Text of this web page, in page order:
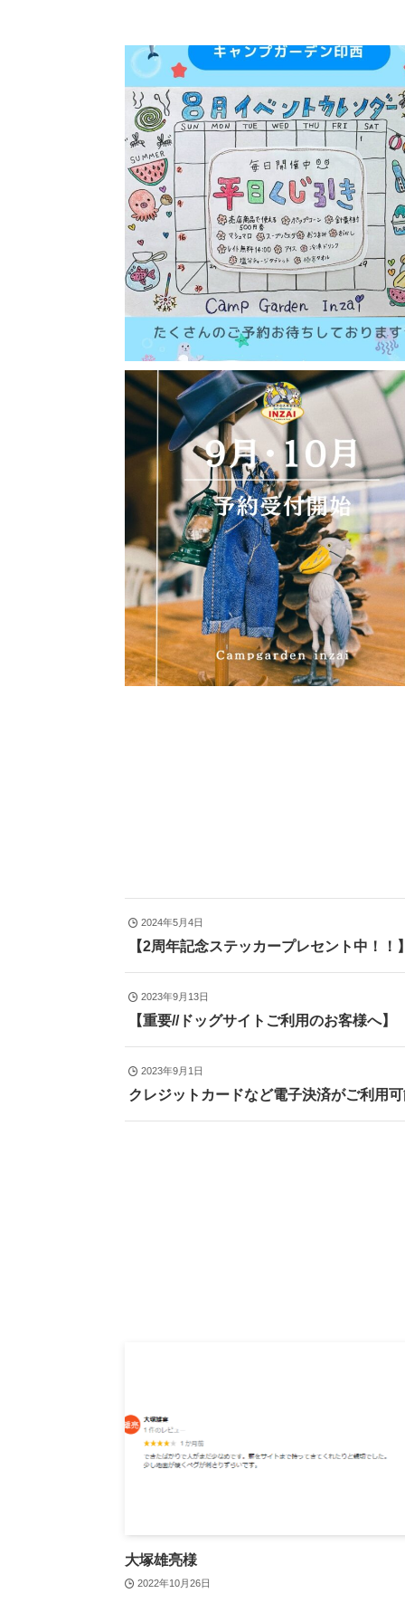
2024年5月4日
【2周年記念ステッカープレセント中！！
2023年9月13日
【重要//ドッグサイトご利用のお客様へ
2023年9月1日
クレジットカードなど電子決済がご利用
大塚雄亮様
2022年10月26日